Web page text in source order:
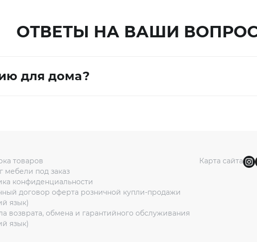
ОТВЕТЫ НА ВАШИ
для дома?
товаров
мебели под заказ
конфиденциальности
договор оферта розничной купли-продажи
язык)
возврата, обмена и гарантийного обслуживания
язык)
Карта сайта